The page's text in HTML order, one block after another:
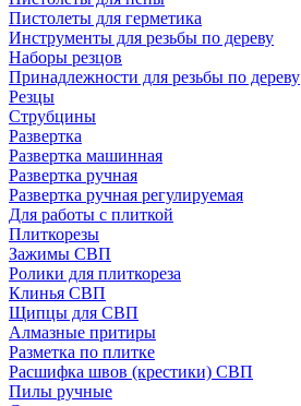
Пистолеты для герметика
Инструменты для резьбы по дереву
Наборы резцов
Принадлежности для резьбы по дереву
Резцы
Струбцины
Развертка
Развертка машинная
Развертка ручная
Развертка ручная регулируемая
Для работы с плиткой
Плиткорезы
Зажимы СВП
Ролики для плиткореза
Клинья СВП
Щипцы для СВП
Алмазные притиры
Разметка по плитке
Расшифка швов (крестики) СВП
Пилы ручные